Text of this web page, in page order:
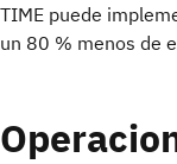
TIME puede
un 80 % menos de